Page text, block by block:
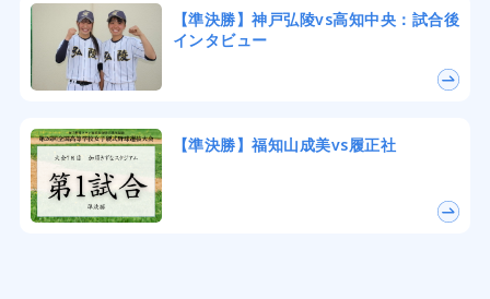
【準決勝】神戸弘陵vs高知中央：試合後
インタビュー
【準決勝】福知山成美vs履正社